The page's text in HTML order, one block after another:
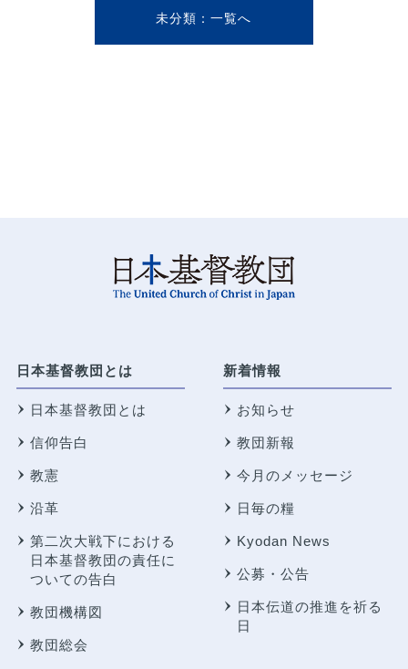
未分類
日本基督教団とは
日本基督教団とは
信仰告白
教憲
沿革
第二次大戦下における
日本基督教団の責任に
ついての告白
教団機構図
教団総会
新着情報
お知らせ
教団新報
今月のメッセージ
日毎の糧
Kyodan News
公募・公告
日本伝道の推進を祈る
日